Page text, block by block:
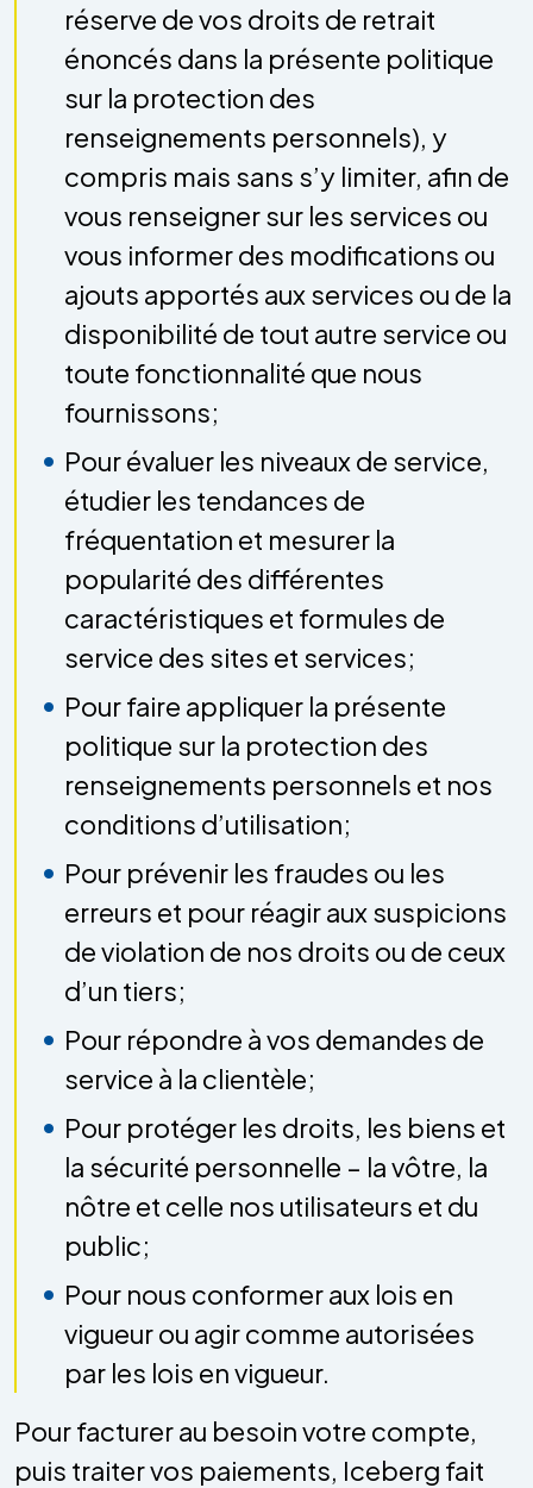
réserve de vos droits de retrait
énoncés dans la présente politique
sur la protection des
renseignements personnels), y
compris mais sans s’y limiter, afin de
vous renseigner sur les services ou
vous informer des modifications ou
ajouts apportés aux services ou de la
disponibilité de tout autre service ou
toute fonctionnalité que nous
fournissons;
Pour évaluer les niveaux de service,
étudier les tendances de
fréquentation et mesurer la
popularité des différentes
caractéristiques et formules de
service des sites et services;
Pour faire appliquer la présente
politique sur la protection des
renseignements personnels et nos
conditions d’utilisation;
Pour prévenir les fraudes ou les
erreurs et pour réagir aux suspicions
de violation de nos droits ou de ceux
d’un tiers;
Pour répondre à vos demandes de
service à la clientèle;
Pour protéger les droits, les biens et
la sécurité personnelle – la vôtre, la
nôtre et celle nos utilisateurs et du
public;
Pour nous conformer aux lois en
vigueur ou agir comme autorisées
par les lois en vigueur.
Pour facturer au besoin votre compte,
puis traiter vos paiements, Iceberg fait